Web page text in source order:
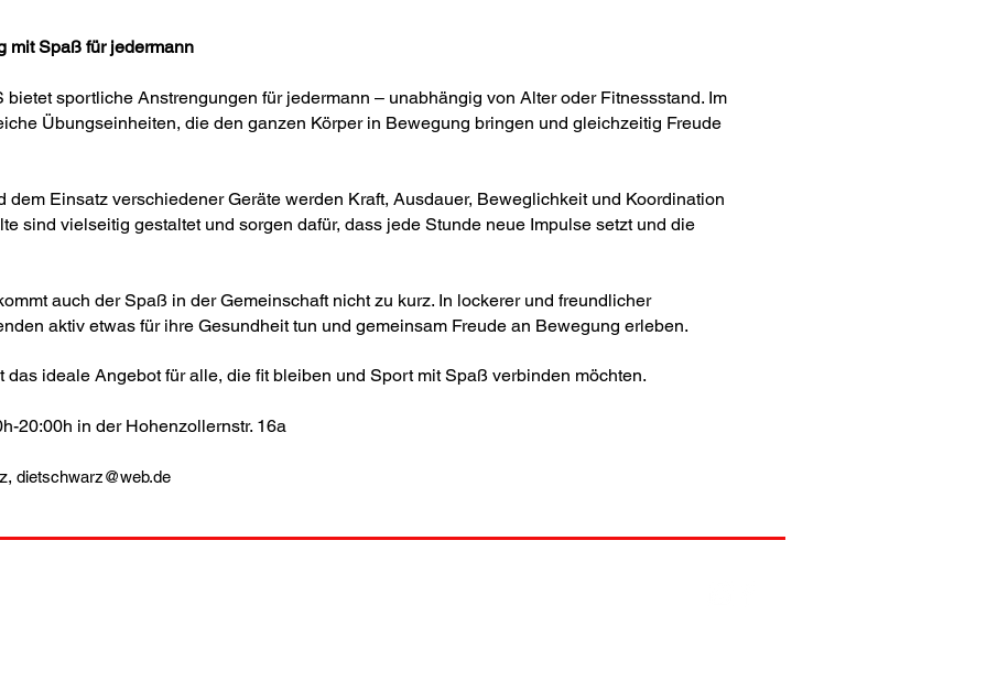
mit Spaß für jedermann
bietet sportliche Anstrengungen für jedermann – unabhängig von Alter oder Fitnessstand. Im
Übungseinheiten, die den ganzen Körper in Bewegung bringen und gleichzeitig Freude
Einsatz verschiedener Geräte werden Kraft, Ausdauer, Beweglichkeit und Koordination
sind vielseitig gestaltet und sorgen dafür, dass jede Stunde neue Impulse setzt und die
auch der Spaß in der Gemeinschaft nicht zu kurz. In lockerer und freundlicher
aktiv etwas für ihre Gesundheit tun und gemeinsam Freude an Bewegung erleben.
das ideale Angebot für alle, die fit bleiben und Sport mit Spaß verbinden möchten.
20:00h in der Hohenzollernstr. 16a
dietschwarz@web.de